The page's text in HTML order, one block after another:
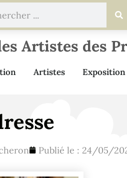
Artistes des
Artistes Exposition
Publié le : 24/05/